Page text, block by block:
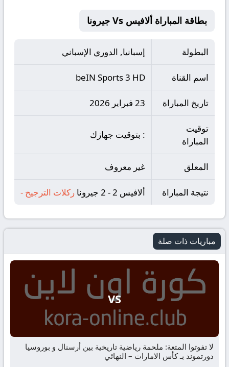
بطاقة المباراة ألافيس Vs جيرونا
البطولة إسبانيا, الدوري الإسباني
اسم القناة beIN Sports 3 HD
تاريخ المباراة 23 فبراير 2026
توقيت
المباراة
: بتوقيت جهازك
المعلق غير معروف
نتيجة المباراة ألافيس 2 - 2 جيرونا ركلات الترجيح -
مباريات ذات صلة
VS
لا تفوتوا المتعة: ملحمة رياضية تاريخية بين أرسنال و بوروسيا
دورتموند بـ كأس الامارات – النهائي